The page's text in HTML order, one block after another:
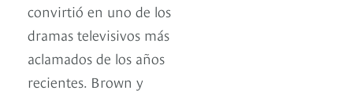
convirtió en uno de los
dramas televisivos más
aclamados de los años
recientes. Brown y